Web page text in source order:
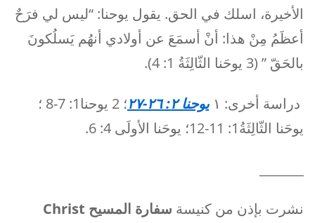
الأخيرة، اسلك في الحق. يقول يوحنا: “ليس لي فرَحٌ
أعظَمُ مِنْ هذا: أنْ أسمَعَ عن أولادي أنهُم يَسلُكونَ
بالحَقّ ” (3 يوحَنا الثّالِثَةُ 1: 4).
دراسة أخرى: ١ يوحنا ٢: ٢٦-٢٧
؛ 2 يوحنا1: 7-8 ؛
يوحَنا الثّالِثَةُ1: 11-12؛ يوحَنا الأولَى 4: 6.
نشرت بإذن من كنيسة سفارة المسيح Christ